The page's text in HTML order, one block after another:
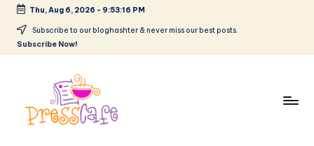
Skip
Thu, Aug 6, 2026 - 9:53:16 PM
Subscribe to our bloghashter & never miss our best posts.
Subscribe Now!